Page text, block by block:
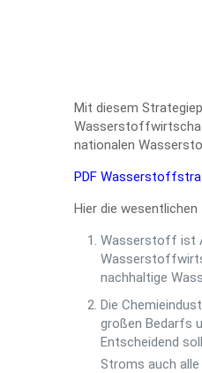
Mit diesem
nationalen
PDF
Hier die wesentlichen
Wasserstoff ist
nachhaltige
Die
großen Bedarfs
Entscheidend
Stroms auch